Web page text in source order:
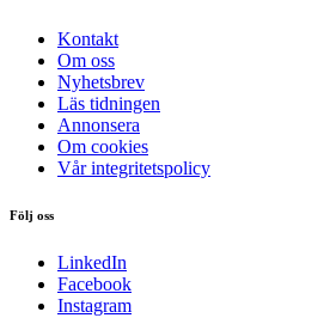
Kontakt
Om oss
Nyhetsbrev
Läs tidningen
Annonsera
Om cookies
Vår integritetspolicy
Följ oss
LinkedIn
Facebook
Instagram